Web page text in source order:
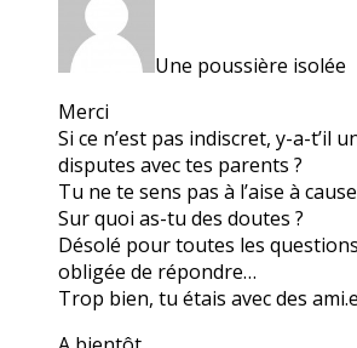
Une poussière isolée
Merci
Si ce n’est pas indiscret, y-a-t’il
disputes avec tes parents ?
Tu ne te sens pas à l’aise à
Sur quoi as-tu des doutes ?
Désolé pour toutes les
obligée de répondre…
Trop bien, tu étais avec des